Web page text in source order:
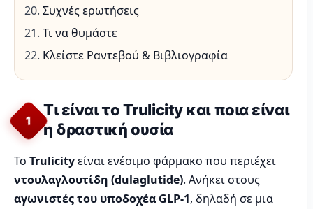
Συχνές ερωτήσεις
Τι να θυμάστε
Κλείστε Ραντεβού & Βιβλιογραφία
1
Τι είναι το Trulicity και ποια είναι
η δραστική ουσία
Το Trulicityείναι ενέσιμο φάρμακο που περιέχει
ντουλαγλουτίδη (dulaglutide). Ανήκει στους
αγωνιστές του υποδοχέα GLP-1, δηλαδή σε μια